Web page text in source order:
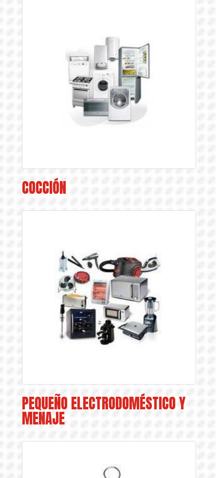
COCCIÓN
PEQUEÑO ELECTRODOMÉSTICO Y
MENAJE